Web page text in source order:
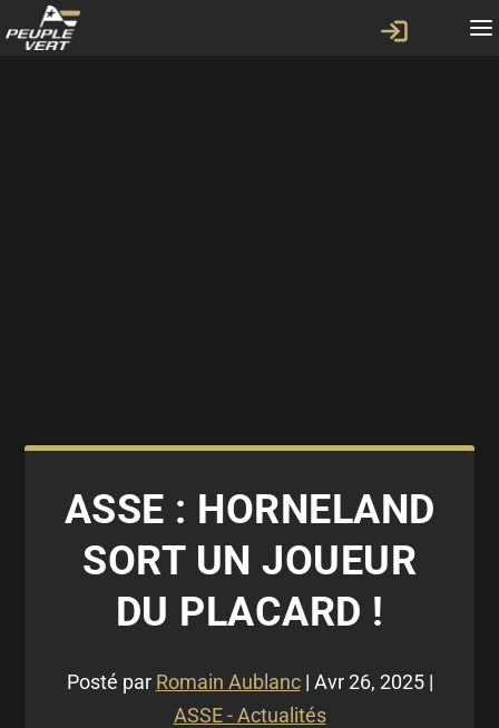
ASSE : HORNELAND
SORT UN JOUEUR
DU PLACARD !
Posté par Romain Aublanc| Avr 26, 2025|
ASSE - Actualités